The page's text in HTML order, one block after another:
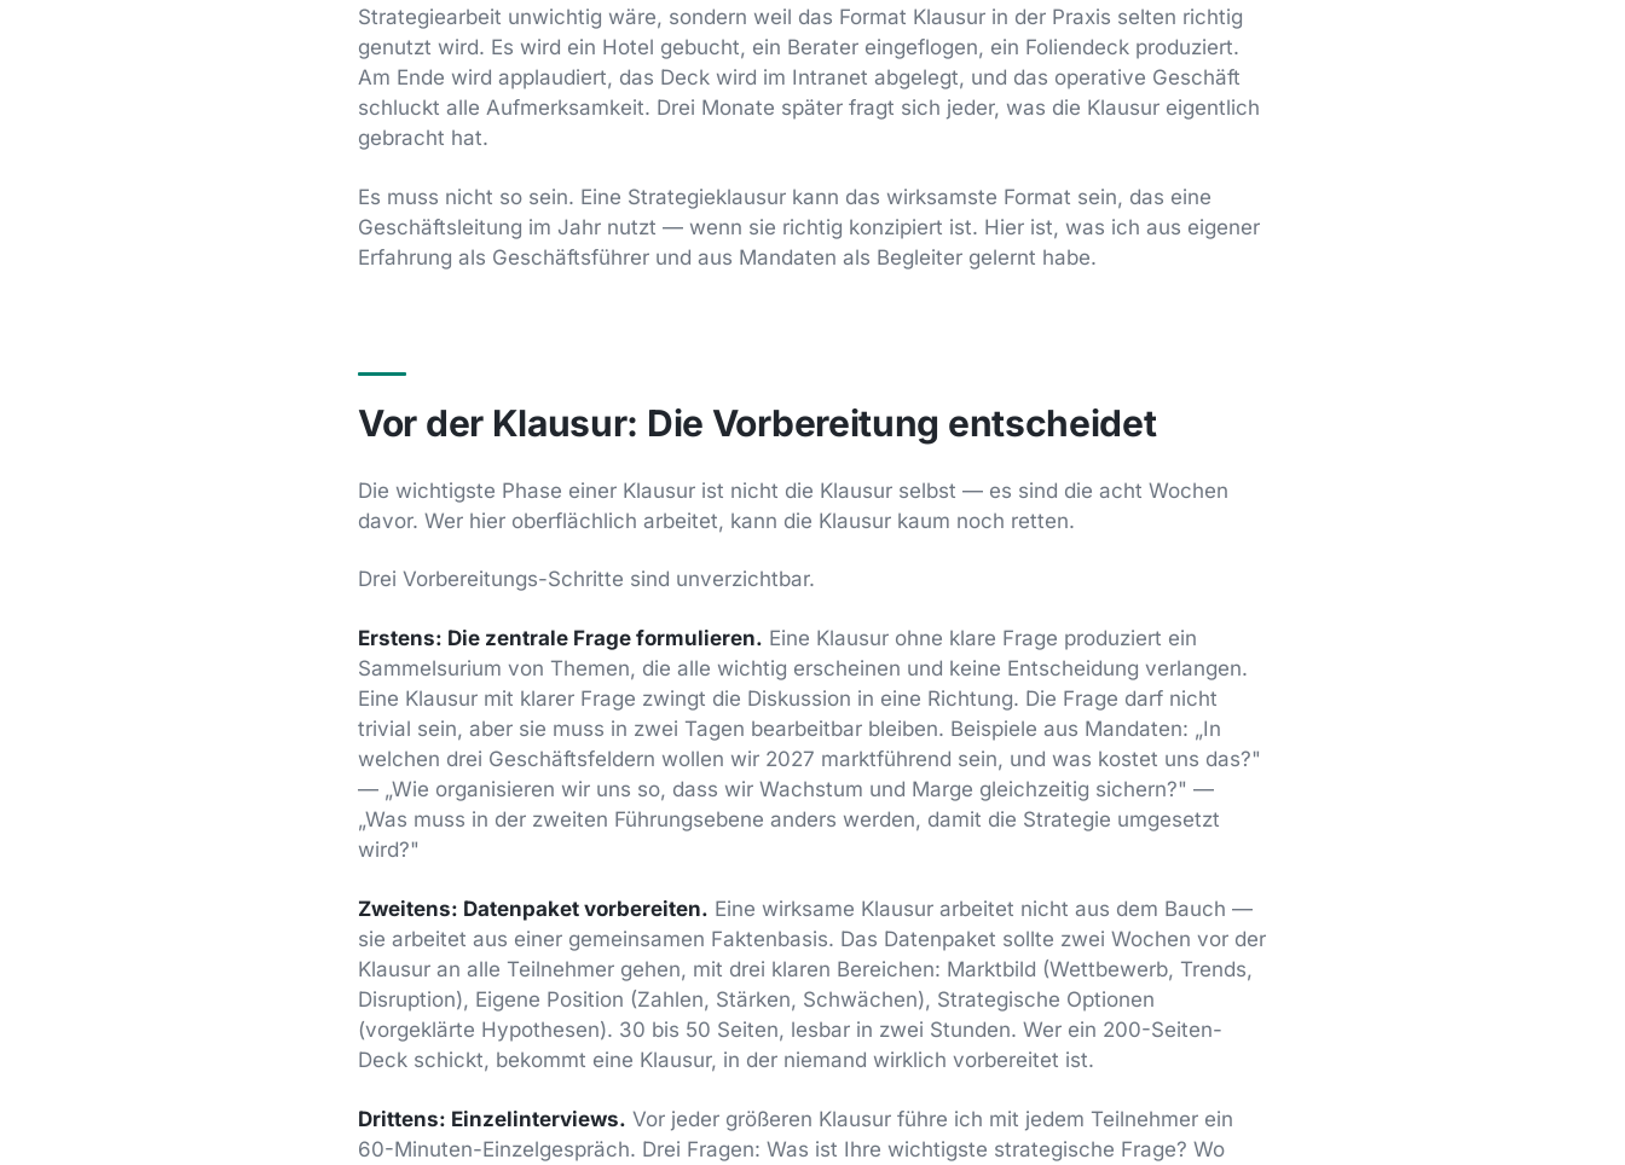
Strategiearbeit unwichtig wäre, sondern weil das Format Klausur in der Praxis selten richtig
genutzt wird. Es wird ein Hotel gebucht, ein Berater eingeflogen, ein Foliendeck produziert.
Am Ende wird applaudiert, das Deck wird im Intranet abgelegt, und das operative Geschäft
schluckt alle Aufmerksamkeit. Drei Monate später fragt sich jeder, was die Klausur eigentlich
gebracht hat.
Es muss nicht so sein. Eine Strategieklausur kann das wirksamste Format sein, das eine
Geschäftsleitung im Jahr nutzt — wenn sie richtig konzipiert ist. Hier ist, was ich aus eigener
Erfahrung als Geschäftsführer und aus Mandaten als Begleiter gelernt habe.
Vor der Klausur: Die Vorbereitung entscheidet
Die wichtigste Phase einer Klausur ist nicht die Klausur selbst — es sind die acht Wochen
davor. Wer hier oberflächlich arbeitet, kann die Klausur kaum noch retten.
Drei Vorbereitungs-Schritte sind unverzichtbar.
Erstens: Die zentrale Frage formulieren. Eine Klausur ohne klare Frage produziert ein
Sammelsurium von Themen, die alle wichtig erscheinen und keine Entscheidung verlangen.
Eine Klausur mit klarer Frage zwingt die Diskussion in eine Richtung. Die Frage darf nicht
trivial sein, aber sie muss in zwei Tagen bearbeitbar bleiben. Beispiele aus Mandaten: „In
welchen drei Geschäftsfeldern wollen wir 2027 marktführend sein, und was kostet uns das?"
— „Wie organisieren wir uns so, dass wir Wachstum und Marge gleichzeitig sichern?" —
„Was muss in der zweiten Führungsebene anders werden, damit die Strategie umgesetzt
wird?"
Zweitens: Datenpaket vorbereiten. Eine wirksame Klausur arbeitet nicht aus dem Bauch —
sie arbeitet aus einer gemeinsamen Faktenbasis. Das Datenpaket sollte zwei Wochen vor der
Klausur an alle Teilnehmer gehen, mit drei klaren Bereichen: Marktbild (Wettbewerb, Trends,
Disruption), Eigene Position (Zahlen, Stärken, Schwächen), Strategische Optionen
(vorgeklärte Hypothesen). 30 bis 50 Seiten, lesbar in zwei Stunden. Wer ein 200-Seiten-
Deck schickt, bekommt eine Klausur, in der niemand wirklich vorbereitet ist.
Drittens: Einzelinterviews. Vor jeder größeren Klausur führe ich mit jedem Teilnehmer ein
60-Minuten-Einzelgespräch. Drei Fragen: Was ist Ihre wichtigste strategische Frage? Wo